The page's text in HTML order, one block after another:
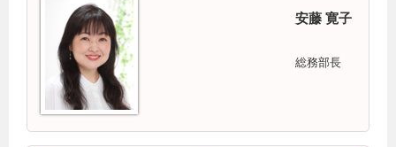
安藤 寛子
総務部長